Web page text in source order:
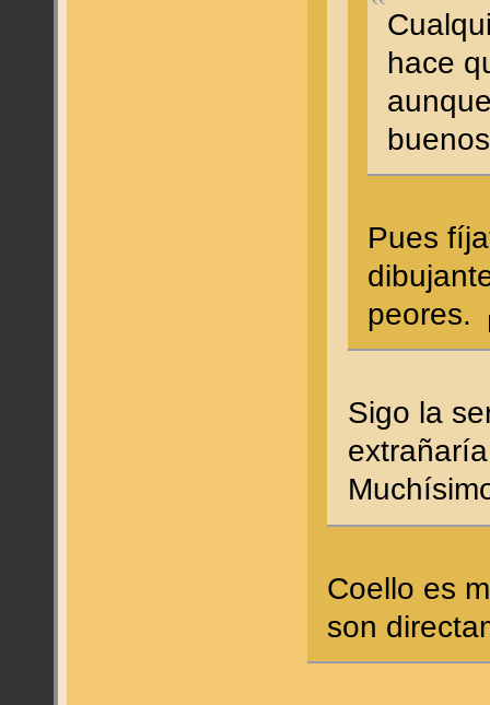
hace
buenos
Pues
peores.
Sigo la
Coello es
son